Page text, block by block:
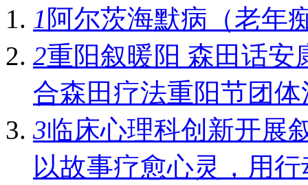
1 阿尔茨海默病（老年
2重阳叙暖阳 森田话安
合森田疗法重阳节团体
3临床心理科创新开展
以故事疗愈心灵，用